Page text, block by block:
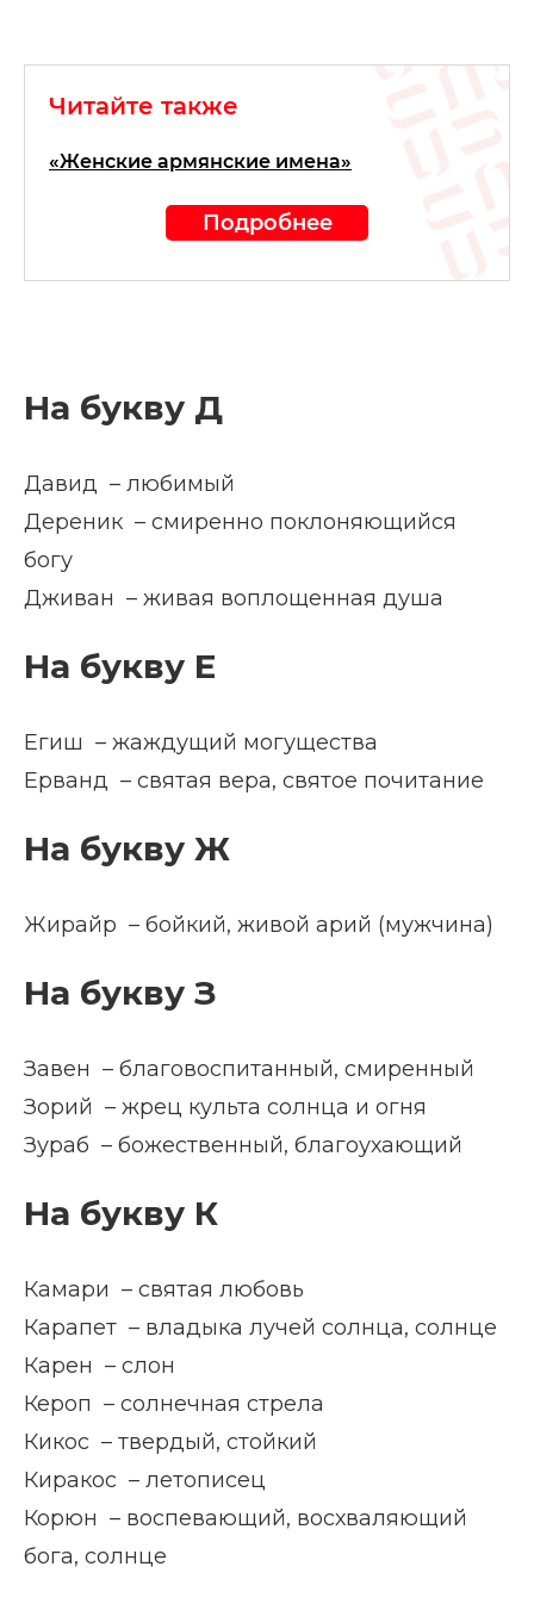
Читайте также
«Женские армянские имена»
Подробнее
На букву Д
Давид – любимый
Дереник – смиренно поклоняющийся
богу
Дживан – живая воплощенная душа
На букву Е
Егиш – жаждущий могущества
Ерванд – святая вера, святое почитание
На букву Ж
Жирайр – бойкий, живой арий (мужчина)
На букву З
Завен – благовоспитанный, смиренный
Зорий – жрец культа солнца и огня
Зураб – божественный, благоухающий
На букву К
Камари – святая любовь
Карапет – владыка лучей солнца, солнце
Карен – слон
Кероп – солнечная стрела
Кикос – твердый, стойкий
Киракос – летописец
Корюн – воспевающий, восхваляющий
бога, солнце